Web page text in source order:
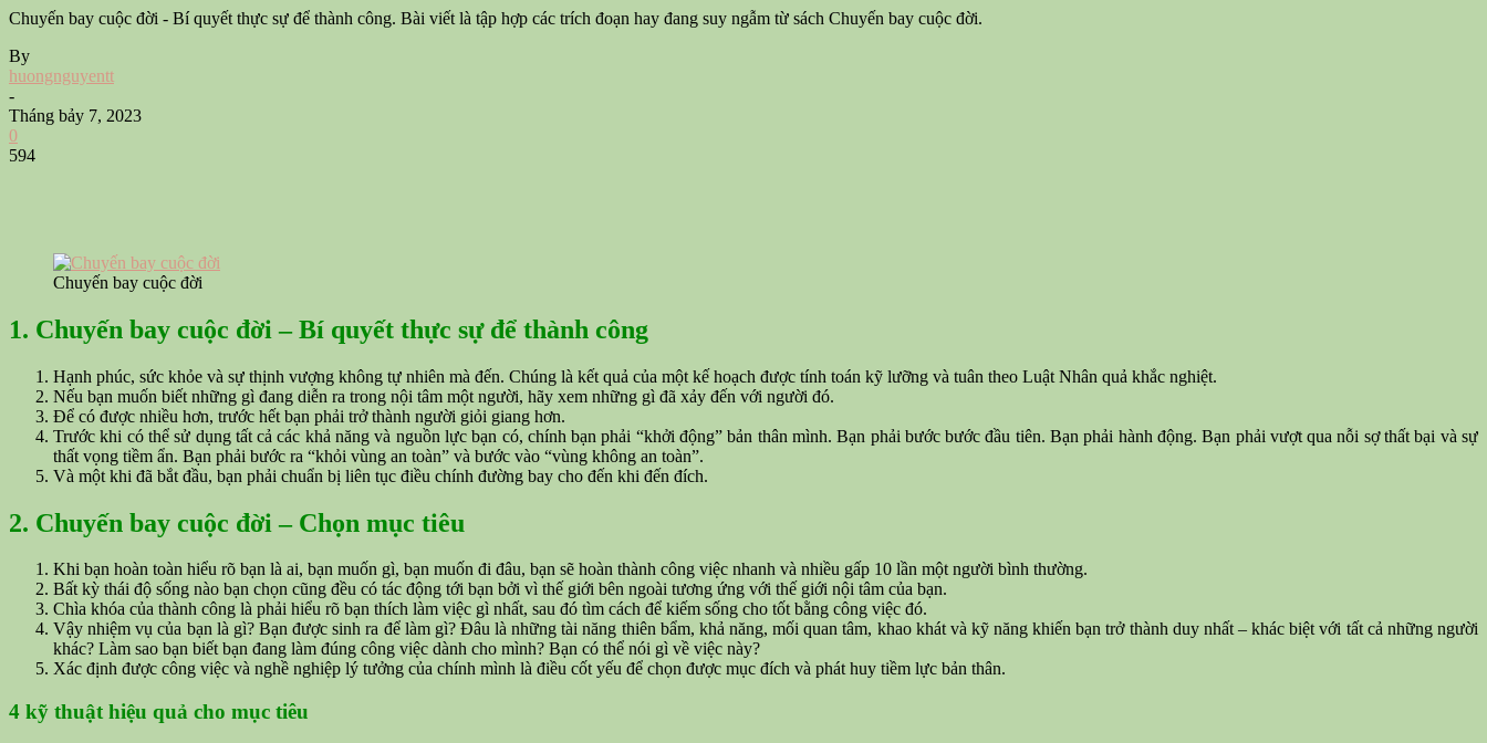
Chuyến bay cuộc đời - Bí quyết thực sự để thành công. Bài viết là tập hợp các trích đoạn hay đang suy ngẫm từ sách Chuyến bay cuộc đời.
By
huongnguyentt
-
Tháng bảy 7, 2023
0
594
Chuyến bay cuộc đời
1. Chuyến bay cuộc đời – Bí quyết thực sự để thành công
Hạnh phúc, sức khỏe và sự thịnh vượng không tự nhiên mà đến. Chúng là kết quả của một kế hoạch được tính toán kỹ lưỡng và tuân theo Luật Nhân quả khắc nghiệt.
Nếu bạn muốn biết những gì đang diễn ra trong nội tâm một người, hãy xem những gì đã xảy đến với người đó.
Để có được nhiều hơn, trước hết bạn phải trở thành người giỏi giang hơn.
Trước khi có thể sử dụng tất cả các khả năng và nguồn lực bạn có, chính bạn phải “khởi động” bản thân mình. Bạn phải bước bước đầu tiên. Bạn phải hành động. Bạn phải vượt qua nỗi sợ thất bại và sự
thất vọng tiềm ẩn. Bạn phải bước ra “khỏi vùng an toàn” và bước vào “vùng không an toàn”.
Và một khi đã bắt đầu, bạn phải chuẩn bị liên tục điều chính đường bay cho đến khi đến đích.
2. Chuyến bay cuộc đời – Chọn mục tiêu
Khi bạn hoàn toàn hiểu rõ bạn là ai, bạn muốn gì, bạn muốn đi đâu, bạn sẽ hoàn thành công việc nhanh và nhiều gấp 10 lần một người bình thường.
Bất kỳ thái độ sống nào bạn chọn cũng đều có tác động tới bạn bởi vì thế giới bên ngoài tương ứng với thế giới nội tâm của bạn.
Chìa khóa của thành công là phải hiểu rõ bạn thích làm việc gì nhất, sau đó tìm cách để kiếm sống cho tốt bằng công việc đó.
Vậy nhiệm vụ của bạn là gì? Bạn được sinh ra để làm gì? Đâu là những tài năng thiên bẩm, khả năng, mối quan tâm, khao khát và kỹ năng khiến bạn trở thành duy nhất – khác biệt với tất cả những người
khác? Làm sao bạn biết bạn đang làm đúng công việc dành cho mình? Bạn có thể nói gì về việc này?
Xác định được công việc và nghề nghiệp lý tưởng của chính mình là điều cốt yếu để chọn được mục đích và phát huy tiềm lực bản thân.
4 kỹ thuật hiệu quả cho mục tiêu